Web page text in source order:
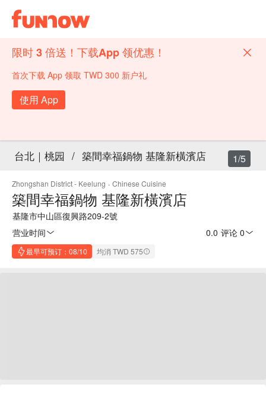
限时 3 倍送！下载App 领优惠！
首次下载 App 领取 TWD 300 新户礼
使用 App
台北｜桃园 / 築間幸福鍋物 基隆新橫濱店
Zhongshan District - Keelung · Chinese Cuisine
築間幸福鍋物 基隆新橫濱店
基隆市中山區復興路209-2號
营业时间
0.0 评论 0
最早可预订：08/10 均消 TWD 575
1/5